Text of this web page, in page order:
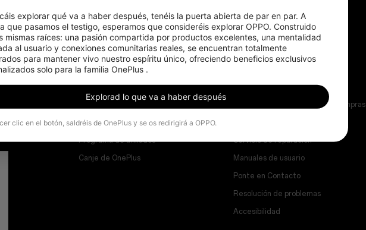
Programa de descuentos
Programa de afiliados
Canje de OnePlus
Preguntas frecuentes sobre compras
Servicio de reparación
Manuales de usuario
Ponte en Contacto
Resolución de problemas
Accesibilidad
explorar qué va a haber después, tenéis la puerta abierta de par en par. A
que pasamos el testigo, esperamos que consideréis explorar OPPO. Construido
mismas raíces: una pasión compartida por productos excelentes, una mentalidad
al usuario y conexiones comunitarias reales, se encuentran totalmente
para mantener vivo nuestro espíritu único, ofreciendo beneficios exclusivos
solo para la familia OnePlus .
Explorad lo que va a haber después
clic en el botón, saldréis de OnePlus y se os redirigirá a OPPO.